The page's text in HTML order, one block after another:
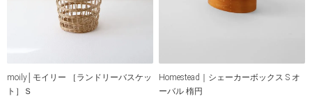
moily│モイリー ［ランドリーバスケッ
ト］Ｓ
Homestead｜シェーカーボックス S オ
ーバル 楕円